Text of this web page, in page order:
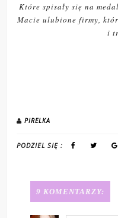
Które spisały się na
Macie ulubione firmy,
i
PIRELKA
PODZIEL SIĘ :
9 KOMENTARZY: